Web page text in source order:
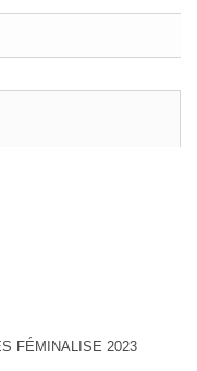
FÉMINALISE 2023